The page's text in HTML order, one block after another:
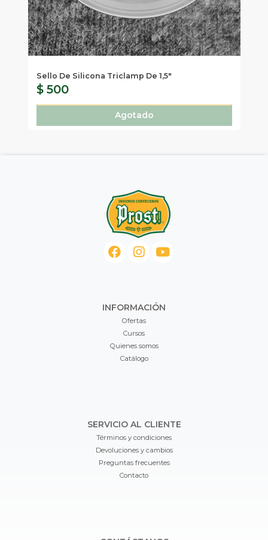
Sello De Silicona Triclamp De 1,5"
$ 500
Agotado
INFORMACIÓN
Ofertas
Cursos
Quienes somos
Catálogo
SERVICIO AL CLIENTE
Términos y condiciones
Devoluciones y cambios
Preguntas frecuentes
Contacto